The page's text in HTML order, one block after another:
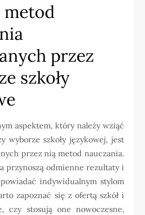
metod
przez
szkoły
aspektem, który należy wziąć
wyborze szkoły językowej, jest
przez nią metod nauczania.
przynoszą odmienne rezultaty i
indywidualnym stylom
zapoznać się z ofertą szkół i
czy stosują one nowoczesne,